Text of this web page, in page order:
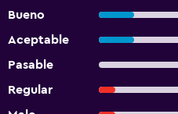
Bueno
Aceptable
Pasable
Regular